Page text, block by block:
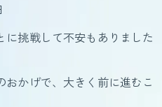
挑戦して不安もありました
かげで、大きく前に進むこ